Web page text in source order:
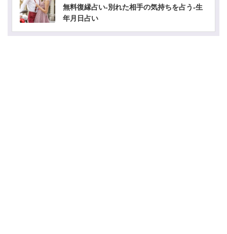
無料復縁占い-別れた相手の気持ちを占う-生
年月日占い